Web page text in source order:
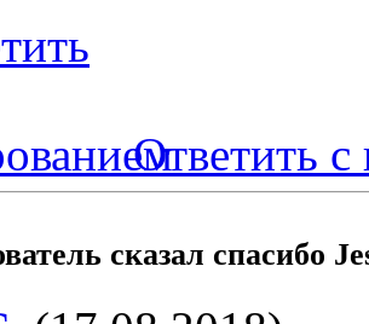
Ответить с
сказал cпасибо